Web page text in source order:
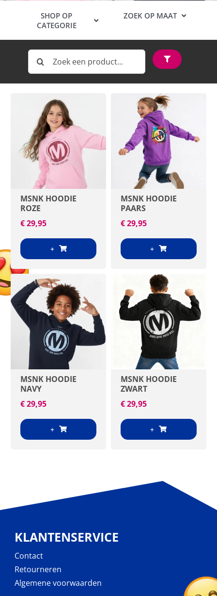
SHOP OP
CATEGORIE
MUZIEK
BLADMUZIEK
GIFTS
KLEDING
INSTRUMENTAAL
PASEN
KERST
ZOEK OP MAAT
BABY
116 CM
128 CM
140 CM
152 CM
164 CM
S
Zoeken
naar:
MSNK HOODIE
ROZE
€29,95
+
MSNK HOODIE
PAARS
€29,95
+
MSNK HOODIE
NAVY
€29,95
+
MSNK HOODIE
ZWART
€29,95
+
KLANTENSERVICE
Contact
Retourneren
Algemene voorwaarden